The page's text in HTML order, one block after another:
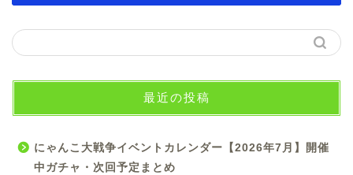
最近の投稿
にゃんこ大戦争イベントカレンダー【2026年7月】開催
中ガチャ・次回予定まとめ